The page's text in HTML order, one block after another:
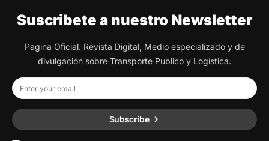
Suscribete a nuestro Newsletter
Pagina Oficial. Revista Digital, Medio especializado y de
divulgación sobre Transporte Publico y Logística.
Subscribe